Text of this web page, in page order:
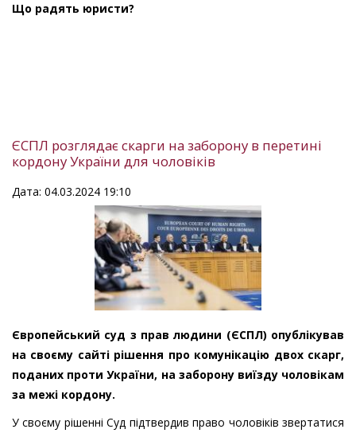
Що радять юристи?
ЄСПЛ розглядає скарги на заборону в перетині
кордону України для чоловіків
Дата: 04.03.2024 19:10
Європейський суд з прав людини (ЄСПЛ) опублікував
на своєму сайті рішення про комунікацію двох скарг,
поданих проти України, на заборону виїзду чоловікам
за межі кордону.
У своєму рішенні Суд підтвердив право чоловіків звертатися